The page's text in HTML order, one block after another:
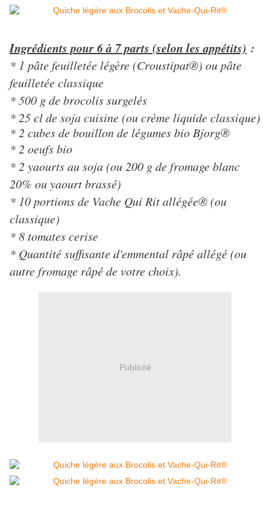
Ingrédients pour 6 à 7 parts (selon les appétits) :
* 1 pâte feuilletée légère (Croustipat®) ou pâte
feuilletée classique
* 500 g de brocolis surgelés
* 25 cl de soja cuisine (ou crème liquide classique)
* 2 cubes de bouillon de légumes bio Bjorg®
* 2 oeufs bio
* 2 yaourts au soja (ou 200 g de fromage blanc
20% ou yaourt brassé)
* 10 portions de Vache Qui Rit allégée® (ou
classique)
* 8 tomates cerise
* Quantité suffisante d'emmental râpé allégé (ou
autre fromage râpé de votre choix).
Publicité